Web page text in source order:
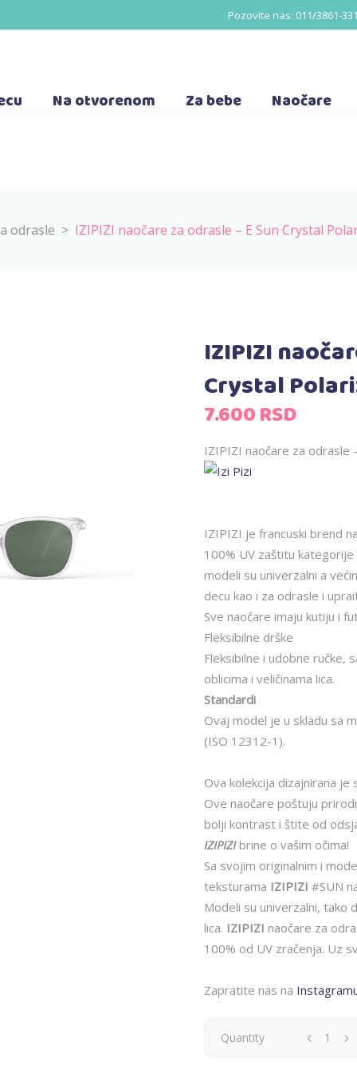
Pozovite nas: 011/3861-331
Na otvorenom Za bebe Naočare
odrasle > IZIPIZI naočare za odrasle – E Sun Crystal
IZIPIZI
Crystal
7.600RSD
IZIPIZI naočare za odrasle
IZIPIZI je francuski brend
100% UV zaštitu kategorije
modeli su univerzalni a
decu kao i za odrasle i
Sve naočare imaju kutiju i
Fleksibilne drške
Fleksibilne i udobne ručke,
oblicima i veličinama lica.
Standardi
Ovaj model je u skladu sa
(ISO 12312-1).
Ova kolekcija dizajnirana je
Ove naočare poštuju
bolji kontrast i štite od
IZIPIZIbrine o vašim očima!
Sa svojim originalnim i
teksturama IZIPIZI #SUN
Modeli su univerzalni, tako
lica. IZIPIZI naočare za
100% od UV zračenja. Uz
Zapratite nas na
IZIPIZI
Quantity